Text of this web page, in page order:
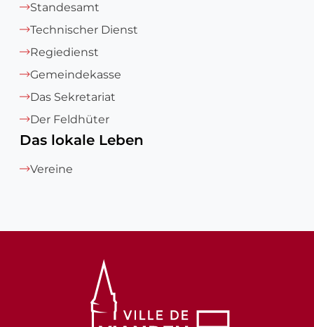
Standesamt
Technischer Dienst
Regiedienst
Gemeindekasse
Das Sekretariat
Der Feldhüter
Das lokale Leben
Vereine